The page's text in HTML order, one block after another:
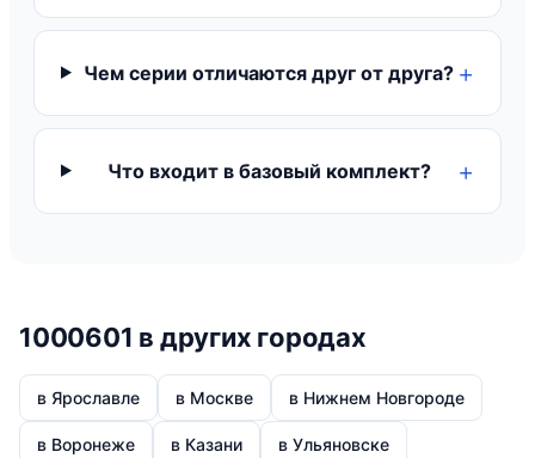
Чем серии отличаются друг от друга?
Что входит в базовый комплект?
1000601 в других городах
в Ярославле в Москве в Нижнем Новгороде
в Воронеже в Казани в Ульяновске